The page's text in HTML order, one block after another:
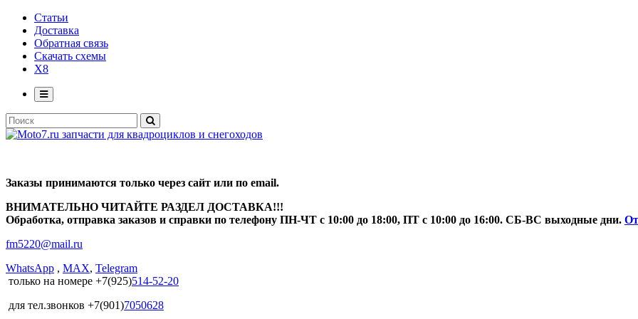
Статьи
Доставка
Обратная связь
Скачать схемы
X8
Заказы принимаются только через сайт или по email.
ВНИМАТЕЛЬНО ЧИТАЙТЕ РАЗДЕЛ ДОСТАВКА!!!
Обработка, отправка заказов и справки по телефону ПН-ЧТ с 10:00 до 18:00, ПТ с 10:00 до 16:00. СБ-ВС выходные дни.
fm5220@mail.ru
WhatsApp , MAX, Telegram
только на номере +7(925)514-52-20
для тел.звонков +7(901)7050628